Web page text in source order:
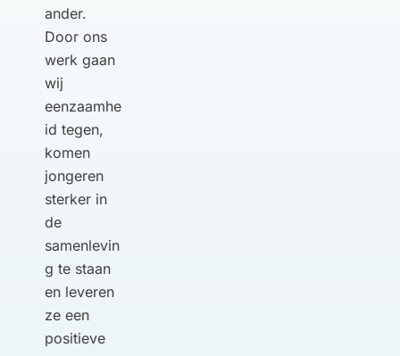
ander.
Door ons
werk gaan
wij
eenzaamhe
id tegen,
komen
jongeren
sterker in
de
samenlevin
g te staan
en leveren
ze een
positieve